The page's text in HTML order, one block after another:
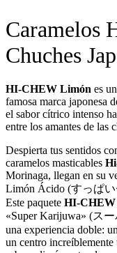
Caramelos
Chuches
HI‑CHEW Limón es
famosa marca japonesa
el sabor cítrico intenso
entre los amantes de las
Despierta tus sentidos
caramelos masticables
Morinaga, llegan en su
Limón Ácido (すっぱ
Este paquete
«Super Karijuwa» (ス
una experiencia doble:
un centro